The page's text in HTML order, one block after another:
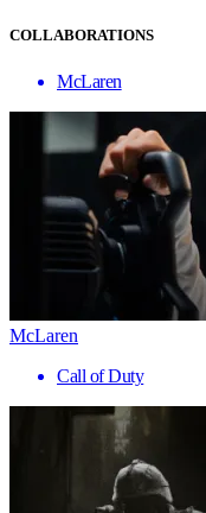
COLLABORATIONS
McLaren
McLaren
Call of Duty